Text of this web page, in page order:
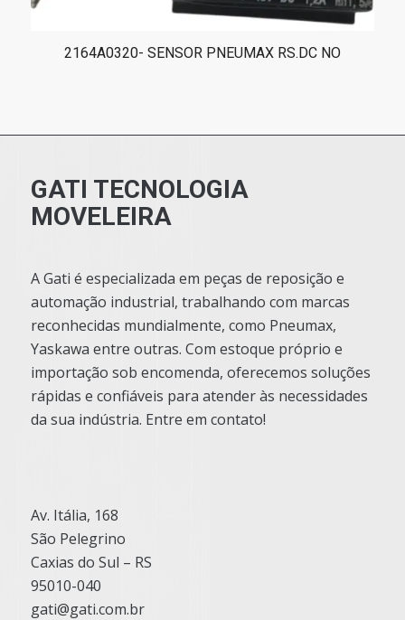
2164A0320- SENSOR PNEUMAX RS.DC NO
GATI TECNOLOGIA
MOVELEIRA
A Gati é especializada em peças de reposição e
automação industrial, trabalhando com marcas
reconhecidas mundialmente, como Pneumax,
Yaskawa entre outras. Com estoque próprio e
importação sob encomenda, oferecemos soluções
rápidas e confiáveis para atender às necessidades
da sua indústria. Entre em contato!
Av. Itália, 168
São Pelegrino
Caxias do Sul – RS
95010-040
gati@gati.com.br